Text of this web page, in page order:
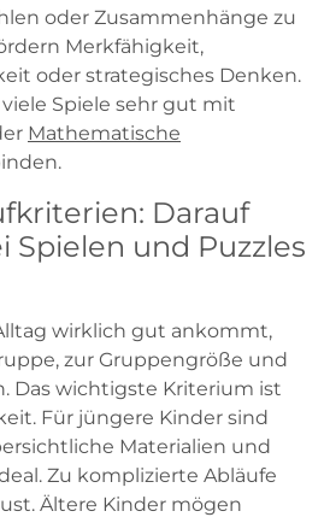
oder Zusammenhänge zu
Merkfähigkeit,
oder strategisches Denken.
Spiele sehr gut mit
Mathematische
Darauf
Spielen und Puzzles
wirklich gut ankommt,
zur Gruppengröße und
Das wichtigste Kriterium ist
Für jüngere Kinder sind
Materialien und
Zu komplizierte Abläufe
Ältere Kinder mögen